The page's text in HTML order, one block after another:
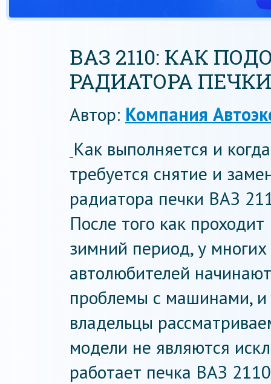
ВАЗ 2110: КАК
РАДИАТОРА
Автор: Компания
Как выполняется и когда
требуется снятие и
радиатора печки ВАЗ
После того как проходит
зимний период, у многих
автолюбителей
проблемы с машинами, и
владельцы
модели не являются
работает печка ВАЗ